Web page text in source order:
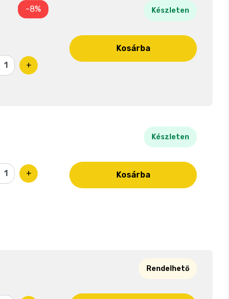
-8%
+
Készleten
Kosárba
+
Készleten
Kosárba
Rendelhető